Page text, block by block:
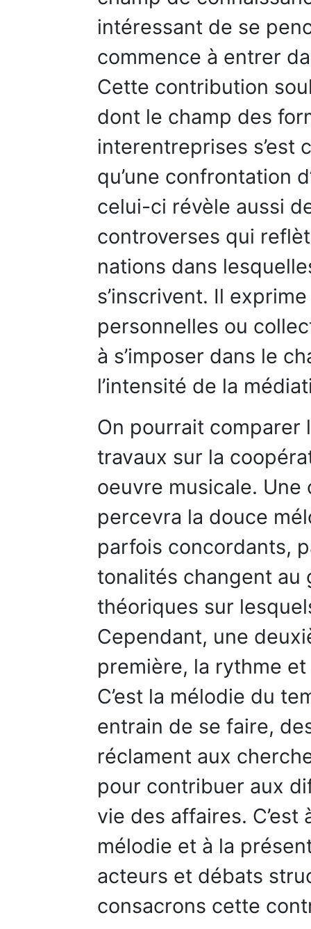
intéressant de se
commence à entrer
Cette contribution
dont le champ des
interentreprises s’est
qu’une confrontation
celui-ci révèle aussi
controverses qui
nations dans
s’inscrivent. Il
personnelles ou
à s’imposer dans le
l’intensité de la
On pourrait comparer
travaux sur la
oeuvre musicale.
percevra la douce
parfois concordants,
tonalités changent au
théoriques sur
Cependant, une
première, la rythme
C’est la mélodie du
entrain de se faire,
réclament aux
pour contribuer aux
vie des affaires. C’est
mélodie et à la
acteurs et débats
consacrons cette